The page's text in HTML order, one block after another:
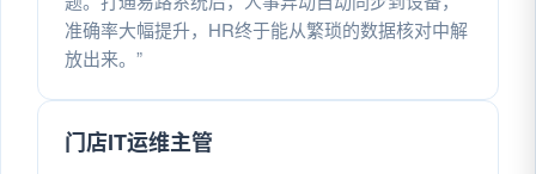
准确率大幅提升，HR终于能从繁琐的数据核对中解
放出来。”
门店IT运维主管